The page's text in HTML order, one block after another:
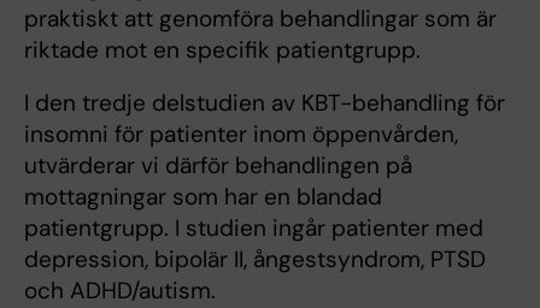
praktiskt att genomföra behandlingar som är
riktade mot en specifik patientgrupp.
I den tredje delstudien av KBT-behandling för
insomni för patienter inom öppenvården,
utvärderar vi därför behandlingen på
mottagningar som har en blandad
patientgrupp. I studien ingår patienter med
depression, bipolär II, ångestsyndrom, PTSD
och ADHD/autism.